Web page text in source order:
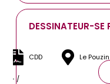
DESSINATEUR-SE
CDD Le Pouzin
- /